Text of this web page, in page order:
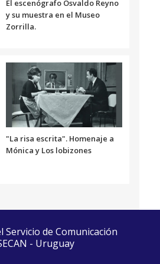
El escenógrafo Osvaldo Reyno
y su muestra en el Museo
Zorrilla.
"La risa escrita". Homenaje a
Mónica y Los lobizones
de Comunicación
- Uruguay